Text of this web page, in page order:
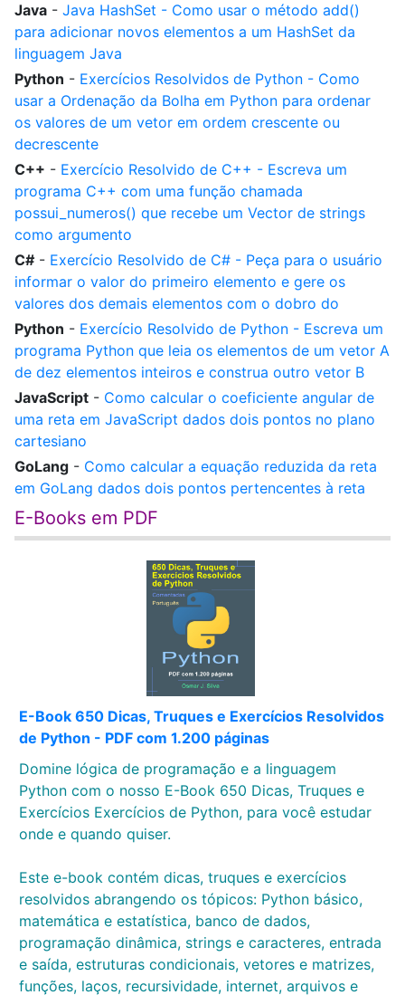
Java - Java HashSet - Como usar o método add()
para adicionar novos elementos a um HashSet da
linguagem Java
Python - Exercícios Resolvidos de Python - Como
usar a Ordenação da Bolha em Python para ordenar
os valores de um vetor em ordem crescente ou
decrescente
C++ - Exercício Resolvido de C++ - Escreva um
programa C++ com uma função chamada
possui_numeros() que recebe um Vector de strings
como argumento
C# - Exercício Resolvido de C# - Peça para o usuário
informar o valor do primeiro elemento e gere os
valores dos demais elementos com o dobro do
Python - Exercício Resolvido de Python - Escreva um
programa Python que leia os elementos de um vetor A
de dez elementos inteiros e construa outro vetor B
JavaScript - Como calcular o coeficiente angular de
uma reta em JavaScript dados dois pontos no plano
cartesiano
GoLang - Como calcular a equação reduzida da reta
em GoLang dados dois pontos pertencentes à reta
E-Books em PDF
E-Book 650 Dicas, Truques e Exercícios Resolvidos
de Python - PDF com 1.200 páginas
Domine lógica de programação e a linguagem
Python com o nosso E-Book 650 Dicas, Truques e
Exercícios Exercícios de Python, para você estudar
onde e quando quiser.
Este e-book contém dicas, truques e exercícios
resolvidos abrangendo os tópicos: Python básico,
matemática e estatística, banco de dados,
programação dinâmica, strings e caracteres, entrada
e saída, estruturas condicionais, vetores e matrizes,
funções, laços, recursividade, internet, arquivos e